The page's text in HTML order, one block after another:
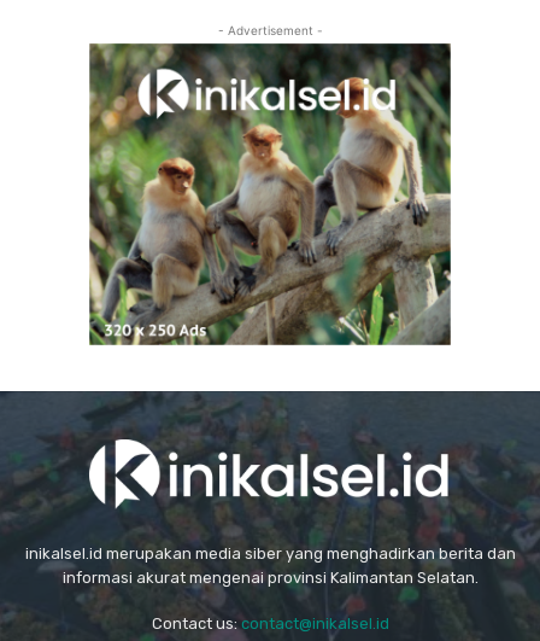
- Advertisement -
inikalsel.id merupakan media siber yang menghadirkan berita dan
informasi akurat mengenai provinsi Kalimantan Selatan.
Contact us:contact@inikalsel.id